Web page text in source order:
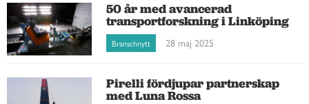
50 år med avancerad
transportforskning i Linköping
Branschnytt 28 maj 2025
Pirelli fördjupar partnerskap
med Luna Rossa